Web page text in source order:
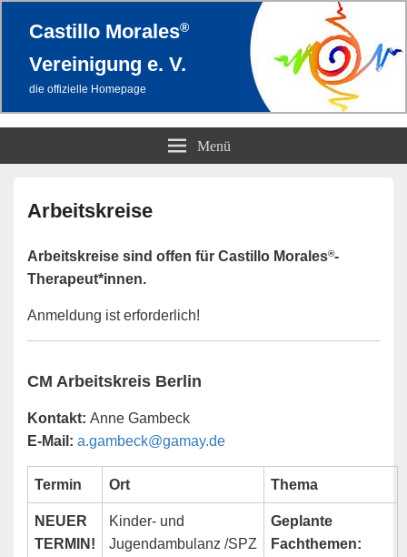
Castillo Morales®
Vereinigung e. V.
die offizielle Homepage
Menü
Arbeitskreise
Arbeitskreise sind offen für Castillo Morales®-
Therapeut*innen.
Anmeldung ist erforderlich!
CM Arbeitskreis Berlin
Kontakt: Anne Gambeck
E-Mail: a.gambeck@gamay.de
Termin Ort Thema
NEUER
TERMIN!
Kinder- und
Jugendambulanz /SPZ
Geplante
Fachthemen:
Seitenleisten-
Widgetbereich